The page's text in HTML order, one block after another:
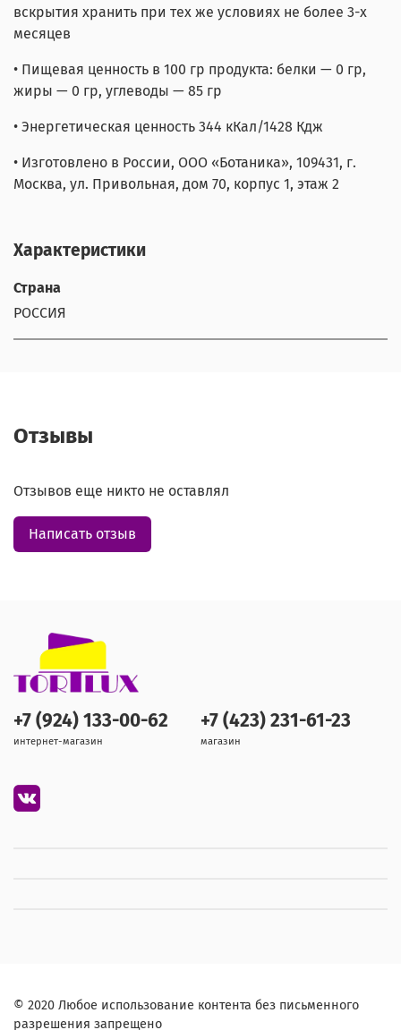
вскрытия хранить при тех же условиях не более 3-х
месяцев
• Пищевая ценность в 100 гр продукта: белки — 0 гр,
жиры — 0 гр, углеводы — 85 гр
• Энергетическая ценность 344 кКал/1428 Кдж
• Изготовлено в России, ООО «Ботаника», 109431, г.
Москва, ул. Привольная, дом 70, корпус 1, этаж 2
Характеристики
Страна
РОССИЯ
Отзывы
Отзывов еще никто не оставлял
Написать отзыв
+7 (924) 133-00-62
интернет-магазин
+7 (423) 231-61-23
магазин
© 2020 Любое использование контента без письменного
разрешения запрещено